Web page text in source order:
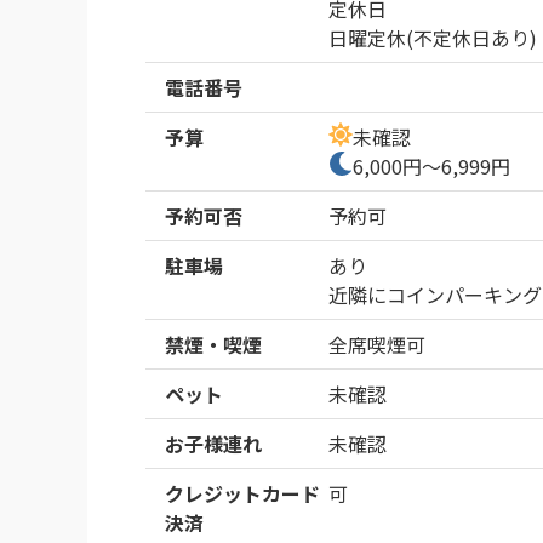
定休日
日曜定休(不定休日あ
電話番号
予算
未確認
6,000円～6,999円
予約可否
予約可
駐車場
あり
近隣にコインパーキン
禁煙・喫煙
全席喫煙可
ペット
未確認
お子様連れ
未確認
クレジットカード
決済
可